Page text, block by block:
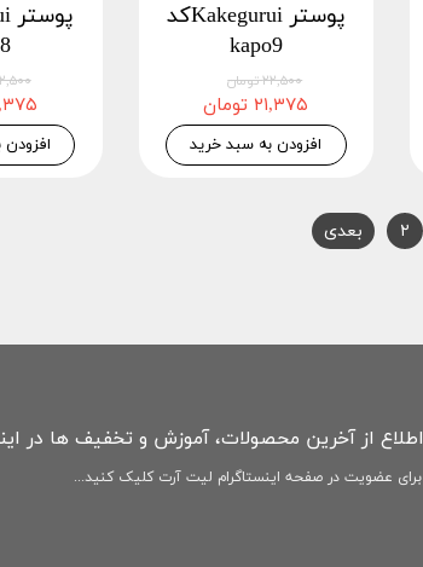
پوستر Kakeguruiکد
kapo9
۲۲,۵۰۰ تومان
۲۱,۳۷۵ تومان
افزودن به سبد خرید
۲۲,۵۰۰
۲۱,۳۷۵
۲ بعدی
اطلاع از آخرین محصولات، آموزش و تخفیف ها در
برای عضویت در صفحه اینستاگرام لیت آرت کلیک کنید...